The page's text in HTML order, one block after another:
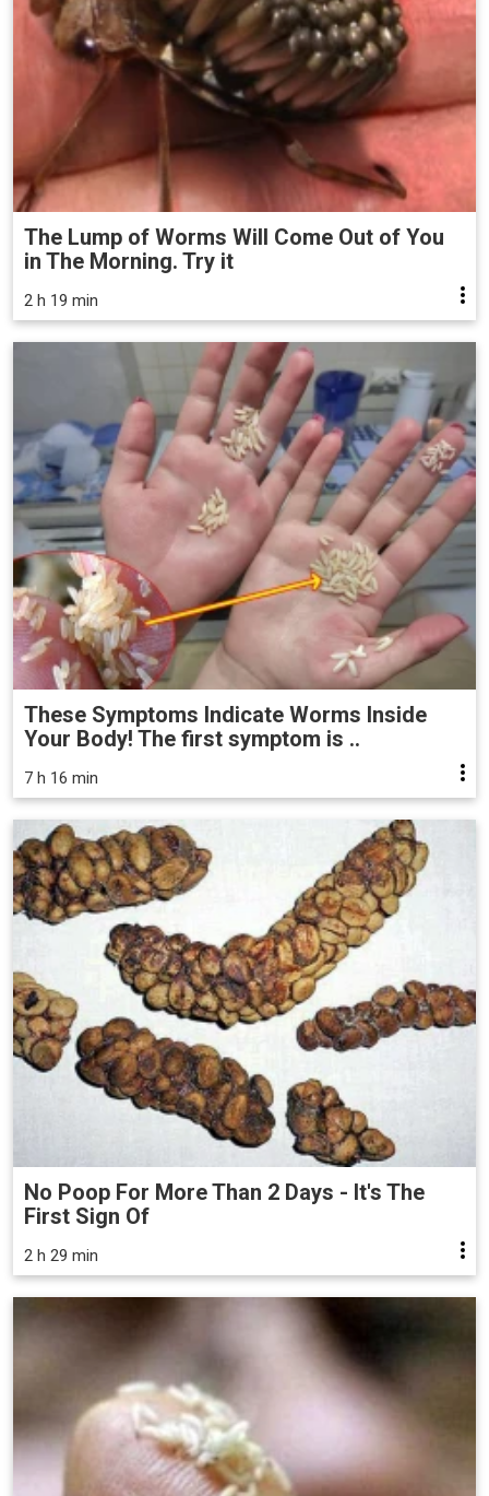
The Lump of Worms Will Come Out of You
in The Morning. Try it
2 h 19 min
These Symptoms Indicate Worms Inside
Your Body! The first symptom is ..
7 h 16 min
No Poop For More Than 2 Days - It's The
First Sign Of
2 h 29 min